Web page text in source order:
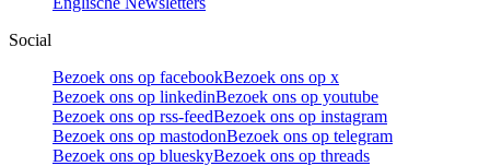
Social
Bezoek ons op facebookBezoek ons op x
Bezoek ons op linkedinBezoek ons op youtube
Bezoek ons op rss-feedBezoek ons op instagram
Bezoek ons op mastodonBezoek ons op telegram
Bezoek ons op blueskyBezoek ons op threads